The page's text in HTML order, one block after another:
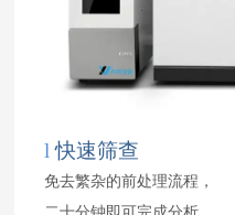
l快速筛查
免去繁杂的前处理流程，